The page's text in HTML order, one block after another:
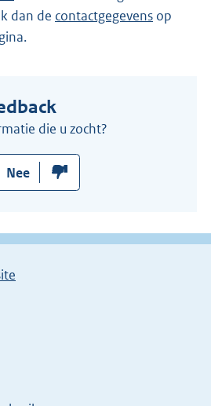
dan de contactgegevens op
die u zocht?
Nee